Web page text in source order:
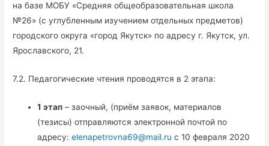
на базе МОБУ «Средняя общеобразовательная школа
№26» (с углубленным изучением отдельных предметов)
городского округа «город Якутск» по адресу г. Якутск, ул.
Ярославского, 21.
7.2. Педагогические чтения проводятся в 2 этапа:
1 этап – заочный, (приём заявок, материалов
(тезисы) отправляются электронной почтой по
адресу:elenapetrovna69@mail.ru с 10 февраля 2020